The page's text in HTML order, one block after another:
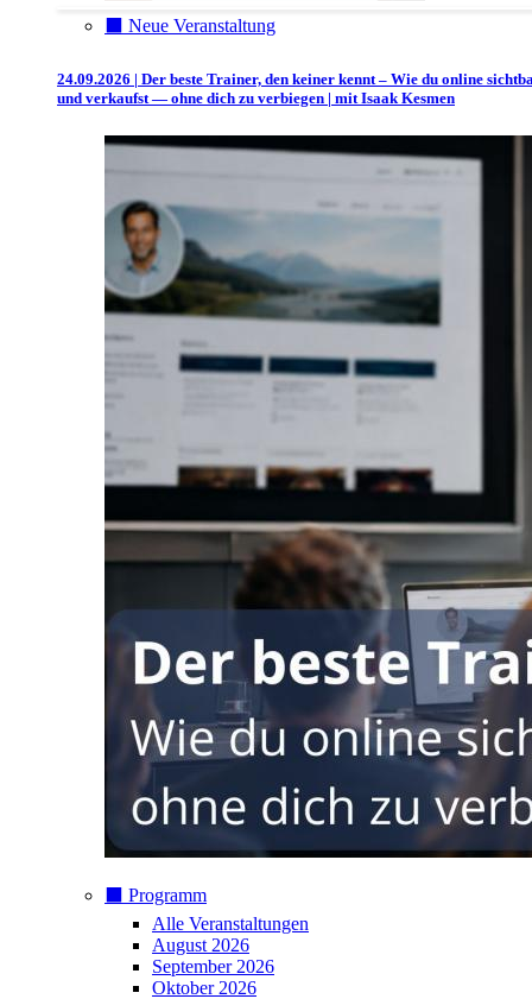
⬛️ Neue Veranstaltung
24.09.2026 | Der beste Trainer, den keiner kennt – Wie du online
und verkaufst — ohne dich zu verbiegen | mit Isaak Kesmen
⬛️ Programm
Alle Veranstaltungen
August 2026
September 2026
Oktober 2026